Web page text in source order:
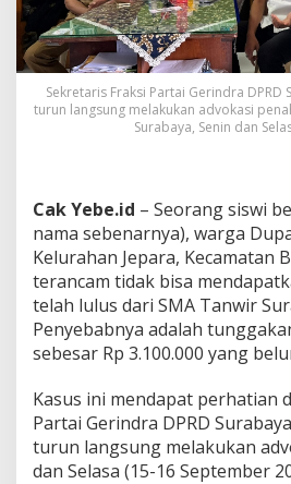
T
a
n
w
r
T
n
I
j
a
z
a
S
i
w
a
Sekretaris Fraksi Partai Gerindra DPRD
turun langsung melakukan advokasi
Surabaya, Senin dan
Cak Yebe.id – Seorang siswi
nama sebenarnya), warga
Kelurahan Jepara, Kecamatan
terancam tidak bisa
telah lulus dari SMA Tanwir
Penyebabnya adalah
sebesar Rp 3.100.000 yang
Kasus ini mendapat perhatian
Partai Gerindra DPRD
turun langsung melakukan
dan Selasa (15-16 September